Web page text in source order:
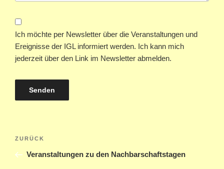
Ich möchte per Newsletter über die Veranstaltungen und
Ereignisse der IGL informiert werden. Ich kann mich
jederzeit über den Link im Newsletter abmelden.
Senden
Beitragsnavigation
Vorheriger
Beitrag
ZURÜCK
Veranstaltungen zu den Nachbarschaftstagen